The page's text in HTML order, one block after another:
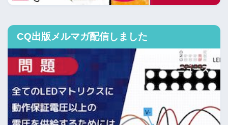
CQ出版メルマガ配信しました